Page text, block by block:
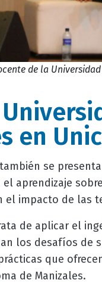
de la
en
se
aprendizaje
el impacto de las
de aplicar el
los desafíos de
que
de Manizales.